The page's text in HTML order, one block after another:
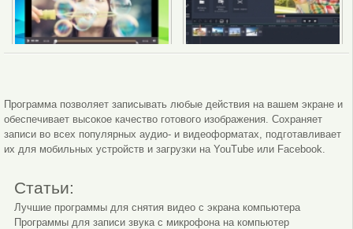
Программа позволяет записывать любые действия на вашем экране и
обеспечивает высокое качество готового изображения. Сохраняет
записи во всех популярных аудио- и видеоформатах, подготавливает
их для мобильных устройств и загрузки на YouTube или Facebook.
Статьи:
Лучшие программы для снятия видео с экрана компьютера
Программы для записи звука с микрофона на компьютер